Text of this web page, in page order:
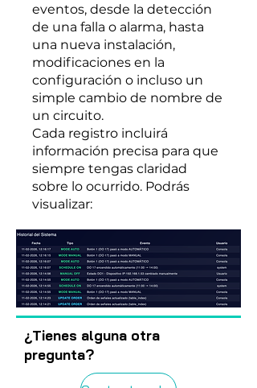
eventos, desde la detección
de una falla o alarma, hasta
una nueva instalación,
modificaciones en la
configuración o incluso un
simple cambio de nombre de
un circuito.
Cada registro incluirá
información precisa para que
siempre tengas claridad
sobre lo ocurrido. Podrás
visualizar:​
¿Tienes alguna otra
pregunta?